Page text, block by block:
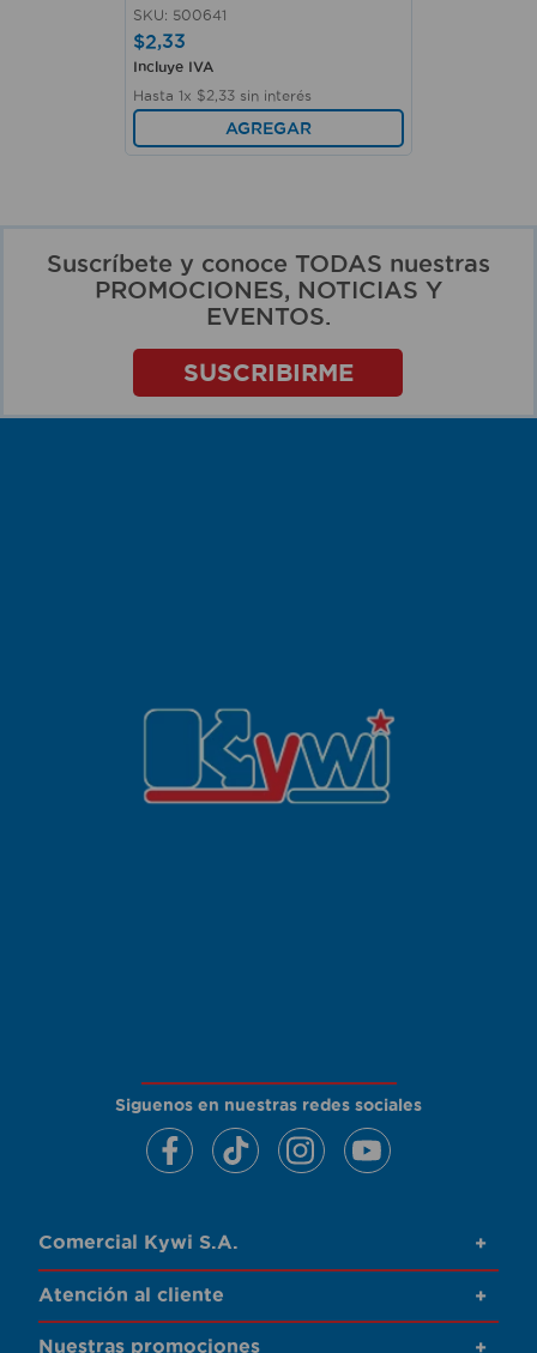
SKU: 500641
$2,33
Incluye IVA
Hasta 1x $2 33 sin interés
AGREGAR
Suscríbete y conoce TODAS nuestras
PROMOCIONES, NOTICIAS Y
EVENTOS.
SUSCRIBIRME
Siguenos en nuestras redes sociales
Comercial Kywi S.A. +
Atención al cliente +
Nuestras promociones +